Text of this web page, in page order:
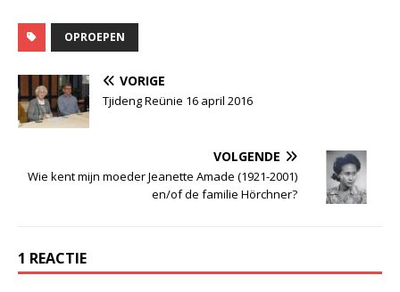
OPROEPEN
VORIGE
Tjideng Reünie 16 april 2016
VOLGENDE
Wie kent mijn moeder Jeanette Amade (1921-2001)
en/of de familie Hörchner?
1 REACTIE